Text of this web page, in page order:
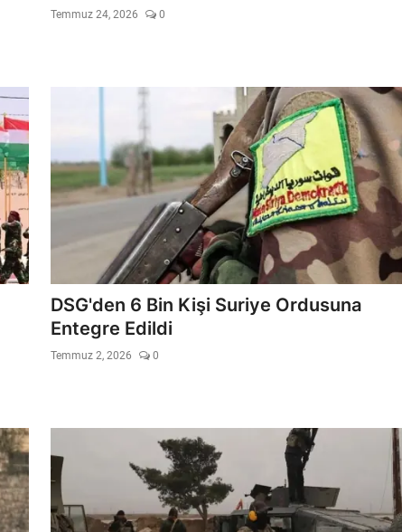
Temmuz 24, 2026 0
DSG'den 6 Bin Kişi Suriye Ordusuna
Entegre Edildi
Temmuz 2, 2026 0